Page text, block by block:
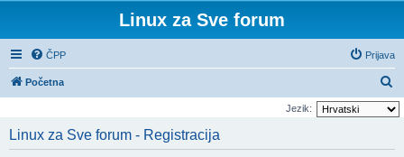
Linux za Sve forum
ČPP Prijava
Početna
r
Jezik:
Linux za Sve forum - Registracija